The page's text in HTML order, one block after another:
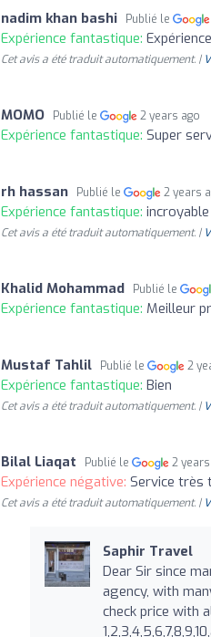
nadim khan bashi Publié le
Expérience fantastique:
Cet avis a été traduit automatiquement. |
MOMO Publié le 2 years ago
Expérience fantastique: Super
rh hassan Publié le 2 years
Expérience fantastique: incroyable
Cet avis a été traduit automatiquement. |
Khalid Mohammad Publié le
Expérience fantastique: Meilleur
Mustaf Tahlil Publié le 2
Expérience fantastique: Bien
Cet avis a été traduit automatiquement. |
Bilal Liaqat Publié le 2
Expérience négative: Service très
Cet avis a été traduit automatiquement. |
Saphir Travel
Dear Sir since
agency, with
check price with